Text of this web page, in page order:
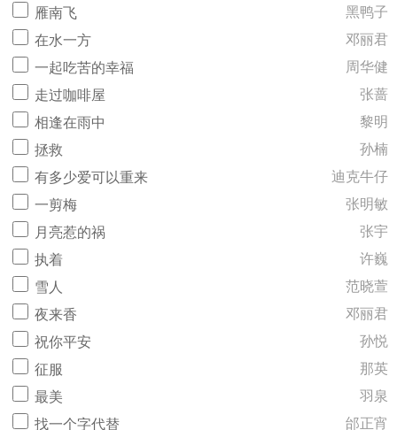
雁南飞
黑鸭子
在水一方
邓丽君
一起吃苦的幸福
周华健
走过咖啡屋
张蔷
相逢在雨中
黎明
拯救
孙楠
有多少爱可以重来
迪克牛仔
一剪梅
张明敏
月亮惹的祸
张宇
执着
许巍
雪人
范晓萱
夜来香
邓丽君
祝你平安
孙悦
征服
那英
最美
羽泉
找一个字代替
邰正宵